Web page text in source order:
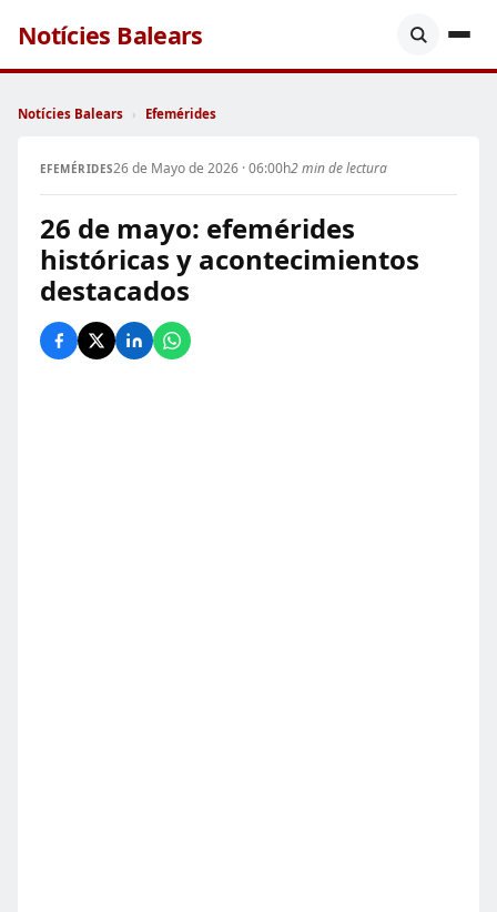
Notícies Balears
Notícies Balears › Efemérides
EFEMÉRIDES26 de Mayo de 2026 · 06:00h2 min de lectura
26 de mayo: efemérides
históricas y acontecimientos
destacados